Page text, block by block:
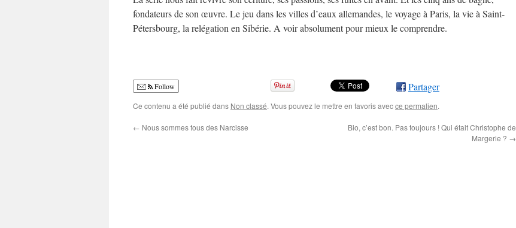
fondateurs de son œuvre. Le jeu dans les villes d’eaux allemandes, le voyage à Paris, la vie à Saint-
Pétersbourg, la relégation en Sibérie. A voir absolument pour mieux le comprendre.
Follow Partager
Ce contenu a été publié dans Non classé. Vous pouvez le mettre en favoris avecce permalien.
← Nous sommes tous des Narcisse
Bio, c’est bon. Pas toujours ! Qui était Christophe de
Margerie ? →